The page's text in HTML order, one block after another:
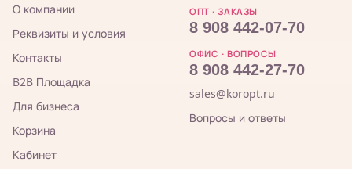
О компании
Реквизиты и условия
Контакты
B2B Площадка
Для бизнеса
Корзина
Кабинет
ОПТ · ЗАКАЗЫ
8 908 442-07-70
ОФИС · ВОПРОСЫ
8 908 442-27-70
sales@koropt.ru
Вопросы и ответы